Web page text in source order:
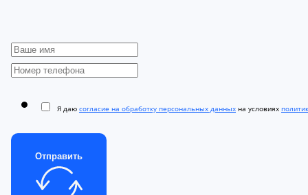
Я даю согласие на обработку персональных данных на условиях
Отправить